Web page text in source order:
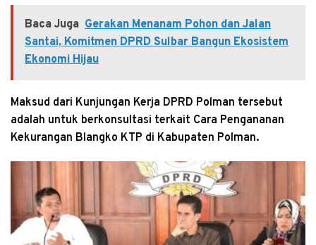
Baca Juga Gerakan Menanam Pohon dan Jalan
Santai, Komitmen DPRD Sulbar Bangun Ekosistem
Ekonomi Hijau
Maksud dari Kunjungan Kerja DPRD Polman tersebut
adalah untuk berkonsultasi terkait Cara Pengananan
Kekurangan Blangko KTP di Kabupaten Polman.